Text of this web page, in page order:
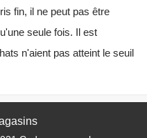
fin, il ne peut pas être
seule fois. Il est
n'aient pas atteint le seuil